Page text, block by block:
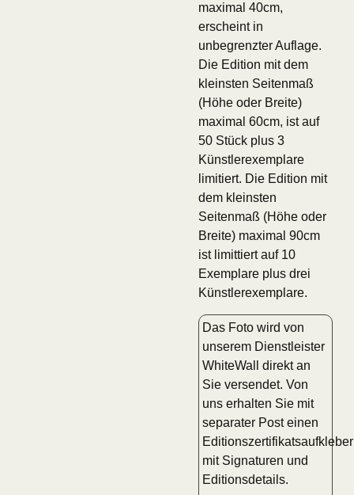
maximal 40cm,
erscheint in
unbegrenzter Auflage.
Die Edition mit dem
kleinsten Seitenmaß
(Höhe oder Breite)
maximal 60cm, ist auf
50 Stück plus 3
Künstlerexemplare
limitiert. Die Edition mit
dem kleinsten
Seitenmaß (Höhe oder
Breite) maximal 90cm
ist limittiert auf 10
Exemplare plus drei
Künstlerexemplare.
Das Foto wird von
unserem Dienstleister
WhiteWall direkt an
Sie versendet. Von
uns erhalten Sie mit
separater Post einen
Editionszertifikatsaufkleber
mit Signaturen und
Editionsdetails.